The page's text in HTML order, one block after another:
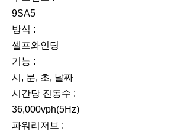
9SA5
방식 :
셀프와인딩
기능 :
시, 분, 초, 날짜
시간당 진동수 :
36,000vph(5Hz)
파워리저브 :